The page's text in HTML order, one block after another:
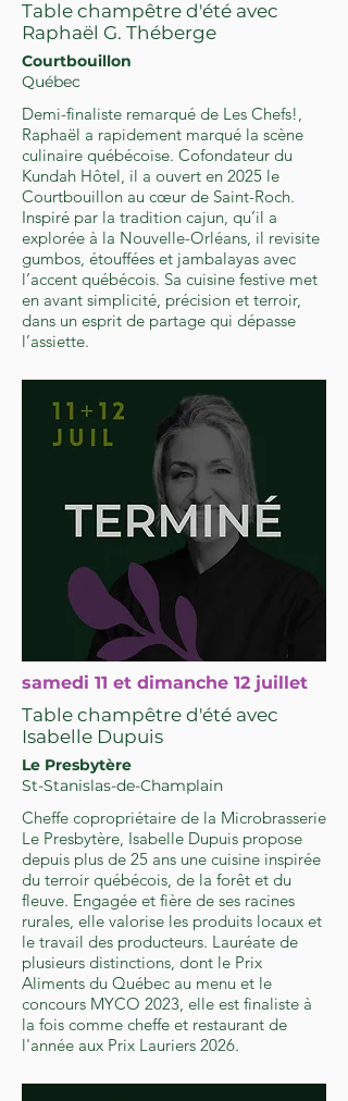
Table champêtre d'été avec
Raphaël G. Théberge
Courtbouillon
Québec
Demi-finaliste remarqué de Les Chefs!,
Raphaël a rapidement marqué la scène
culinaire québécoise. Cofondateur du
Kundah Hôtel, il a ouvert en 2025 le
Courtbouillon au cœur de Saint-Roch.
Inspiré par la tradition cajun, qu’il a
explorée à la Nouvelle-Orléans, il revisite
gumbos, étouffées et jambalayas avec
l’accent québécois. Sa cuisine festive met
en avant simplicité, précision et terroir,
dans un esprit de partage qui dépasse
l’assiette.
samedi 11 et dimanche 12 juillet
Table champêtre d'été avec
Isabelle Dupuis
Le Presbytère
St-Stanislas-de-Champlain
Cheffe copropriétaire de la Microbrasserie
Le Presbytère, Isabelle Dupuis propose
depuis plus de 25 ans une cuisine inspirée
du terroir québécois, de la forêt et du
fleuve. Engagée et fière de ses racines
rurales, elle valorise les produits locaux et
le travail des producteurs. Lauréate de
plusieurs distinctions, dont le Prix
Aliments du Québec au menu et le
concours MYCO 2023, elle est finaliste à
la fois comme cheffe et restaurant de
l'année aux Prix Lauriers 2026.